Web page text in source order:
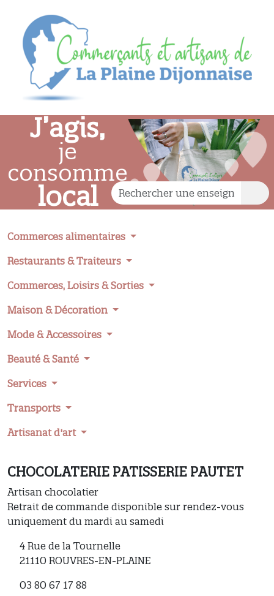
J’agis,
je
consomme
local
Commerces alimentaires
Restaurants & Traiteurs
Commerces, Loisirs & Sorties
Maison & Décoration
Mode & Accessoires
Beauté & Santé
Services
Transports
Artisanat d'art
CHOCOLATERIE PATISSERIE PAUTET
Artisan chocolatier
Retrait de commande disponible sur rendez-vous
uniquement du mardi au samedi
4 Rue de la Tournelle
21110 ROUVRES-EN-PLAINE
03 80 67 17 88